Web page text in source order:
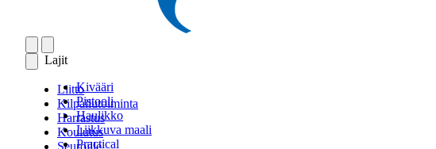
Lajit
Kivääri
Pistooli
Haulikko
Liikkuva maali
Practical
Liitto
Kilpailutoiminta
Harrastus
Koulutus
Seuroille